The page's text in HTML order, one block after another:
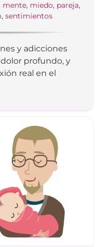
mente, miedo, pareja,
, sentimientos
y adicciones
profundo, y
real en el